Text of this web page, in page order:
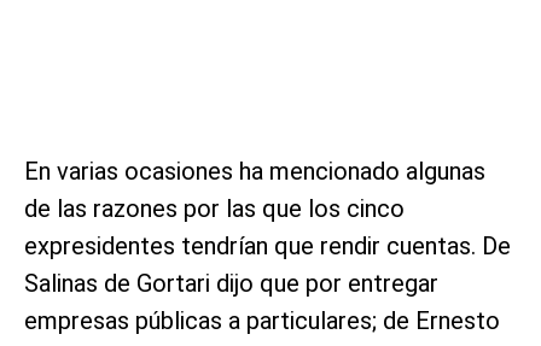
En varias ocasiones ha mencionado algunas
de las razones por las que los cinco
expresidentes tendrían que rendir cuentas. De
Salinas de Gortari dijo que por entregar
empresas públicas a particulares; de Ernesto